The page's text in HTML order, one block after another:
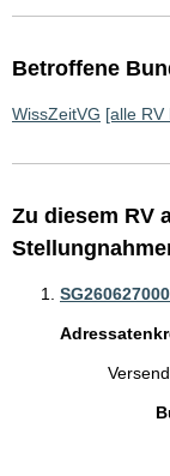
Betroffene
WissZeitVG [alle RV
Zu diesem RV